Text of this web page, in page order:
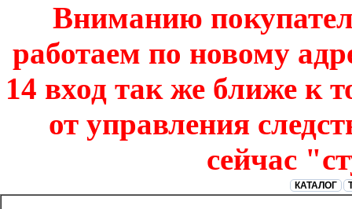
Вниманию
работаем по новому
14 вход так же ближе к
от управления
сейчас
КАТАЛОГ